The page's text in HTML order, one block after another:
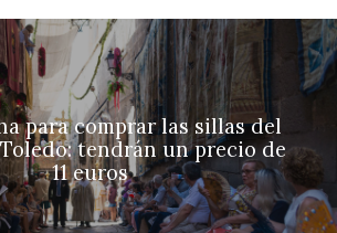
para comprar las sillas del
tendrán un precio de
11 euros